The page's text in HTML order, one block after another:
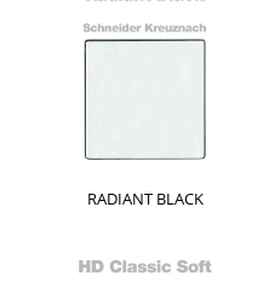
RADIANT BLACK